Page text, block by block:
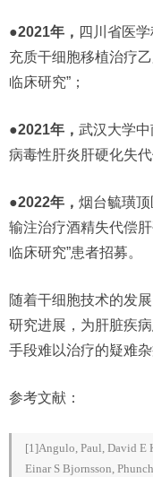
●2021年， 四川省医
充质干细胞移植治疗
临床研究”；
●2021年， 武汉大学
病毒性肝炎肝硬化失
●2022年， 烟台毓璜
输注治疗酒精失代偿
临床研究”患者招募。
随着干细胞技术的发
研究进展，为肝脏疾
手段难以治疗的疑难杂
参考文献：
[1]Angulo, Paul, David E
Einar S Bjornsson,